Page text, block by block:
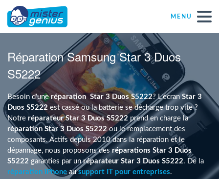
MENU
Réparations – Dépannages
Magasins informatiques toutes marques
Particulier
Indépendant
PME
Réparation Samsung Star 3 Duos
S5222
Besoin d'uneréparation Star 3 Duos S5222? L'écranStar 3
Duos S5222 est cassé ou la batterie se décharge trop vite ?
Notre réparateur Star 3 Duos S5222 prend en charge la
réparation Star 3 Duos S5222ou le remplacement des
composants. Actifs depuis 2010 dans la réparation et le
dépannage, nous proposons desréparations Star 3 Duos
S5222 garanties par unréparateur Star 3 Duos S5222. De la
réparation iPhoneausupport IT pour entreprises.